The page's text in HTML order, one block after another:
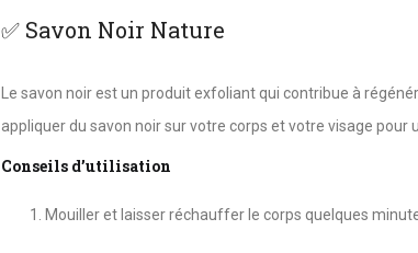
✅ Savon Noir Nature
Le savon noir est un produit exfoliant qui contribue à
appliquer du savon noir sur votre corps et votre visage
Conseils d’utilisation
Mouiller et laisser réchauffer le corps quelques